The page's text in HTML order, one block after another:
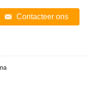
Contacteer ons